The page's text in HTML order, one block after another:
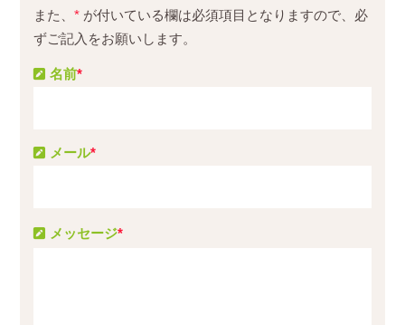
また、* が付いている欄は必須項目となりますので、必
ずご記入をお願いします。
メッセージ*
名前*
メール*